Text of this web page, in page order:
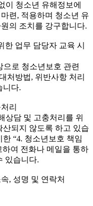
이 청소년 유해정보에
련, 적용하며 청소년 유
의 조치를 강구합니다.
한 업무 담당자 교육 시
로 청소년보호 관련
처방법, 위반사항 처리
니다.
리
상담 및 고충처리를 위
되지 않도록 하고 있습
“4. 청소년보호 책임
여 전화나 메일을 통하
있습니다.
, 성명 및 연락처